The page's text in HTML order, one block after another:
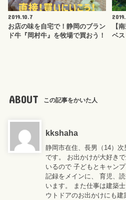
2019.10.7
お店の味を自宅で！静岡のブラン
ド牛『岡村牛』を牧場で買おう！
【
ベス
ABOUT この記事をかいた人
kkshaha
静岡市在住、長男（14）
です。 お出かけが大好き
いるので 子どもとキャン
記録をメインに、 育児、
います。 また仕事は建築
ウトドアのお出かけにも建